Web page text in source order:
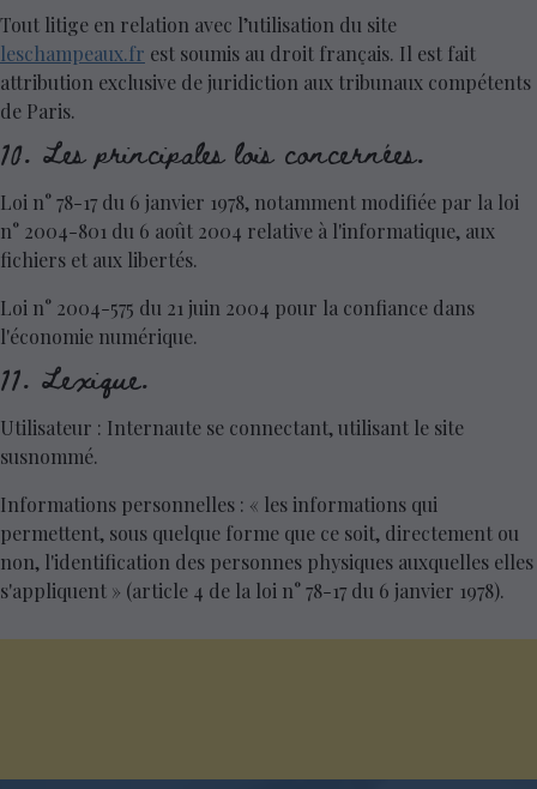
Tout litige en relation avec l’utilisation du site
leschampeaux.fr est soumis au droit français. Il est fait
attribution exclusive de juridiction aux tribunaux compétents
de Paris.
10. Les principales lois concernées.
Loi n° 78-17 du 6 janvier 1978, notamment modifiée par la loi
n° 2004-801 du 6 août 2004 relative à l'informatique, aux
fichiers et aux libertés.
Loi n° 2004-575 du 21 juin 2004 pour la confiance dans
l'économie numérique.
11. Lexique.
Utilisateur : Internaute se connectant, utilisant le site
susnommé.
Informations personnelles : « les informations qui
permettent, sous quelque forme que ce soit, directement ou
non, l'identification des personnes physiques auxquelles elles
s'appliquent » (article 4 de la loi n° 78-17 du 6 janvier 1978).